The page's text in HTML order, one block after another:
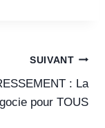
SUIVANT
: La
pour TOUS